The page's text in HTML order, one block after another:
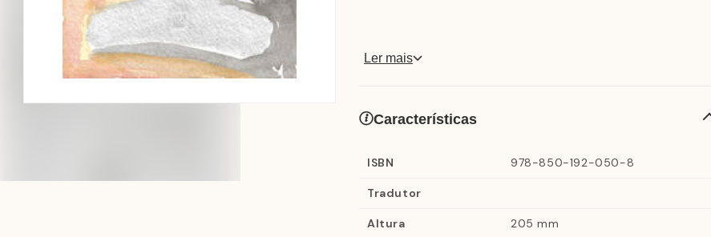
Para não acabar tão cedo
história de duas irmãs – as idosas Augusta e Lia –, com
transformada de maneira inesperada quando acordam
vezes sufoca. Nesse lugar de guardiã do passado e do
Ler mais
Características
ISBN 978-850-192-050-8
Tradutor
Altura 205 mm